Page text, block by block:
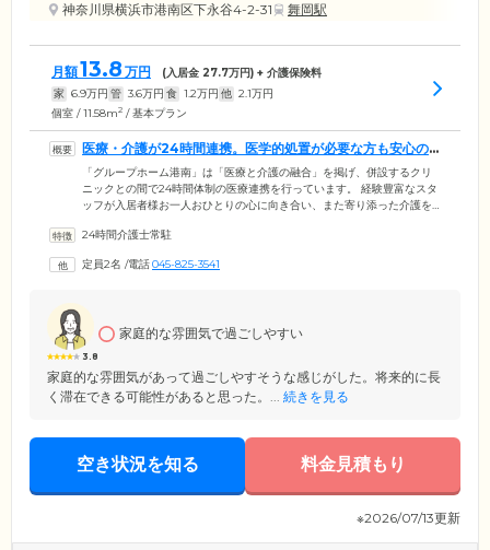
神奈川県横浜市港南区下永谷4-2-31
舞岡駅
月額13.8 万円 (入居金 27.7万円) + 介護保険料
家 6.9万円 管 3.6万円 食 1.2万円 他 2.1万円
個室 / 11.58m2 / 基本プラン
医療・介護が24時間連携。医学的処置が必要な方も安心の
住まいです
「グループホーム港南」は「医療と介護の融合」を掲げ、併設するクリ
ニックとの間で24時間体制の医療連携を行っています。 経験豊富なスタ
ッフが入居者様お一人おひとりの心に向き合い、また寄り添った介護を
理に加え、その時々の状態に応じた適切な医療ケアを行います。 緊急時
させて頂くことが可能です。ターミナルケアにも対応しており、入居者
24時間介護士常駐
定員2名 /電話045-825-3541
3.8
家庭的な雰囲気で過ごしやすい
家庭的な雰囲気があって過ごしやすそうな感じがした。将来的に長
く滞在できる可能性があると思った。... 続きを見る
空き状況を知る 料金見積もり
※2026/07/13更新